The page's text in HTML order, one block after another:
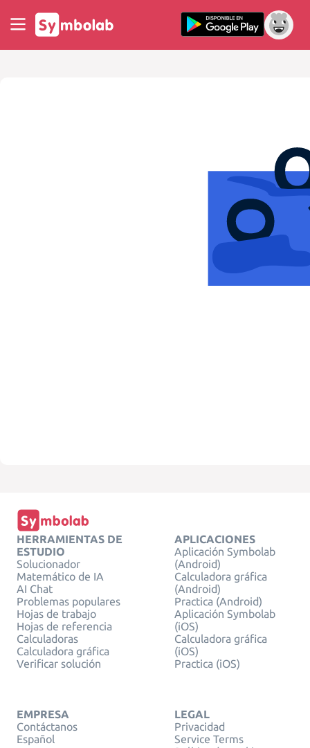
HERRAMIENTAS DE
ESTUDIO
Solucionador
Matemático de IA
AI Chat
Problemas populares
Hojas de trabajo
Hojas de referencia
Calculadoras
Calculadora gráfica
Verificar solución
APLICACIONES
Aplicación Symbolab
(Android)
Calculadora gráfica
(Android)
Practica (Android)
Aplicación Symbolab
(iOS)
Calculadora gráfica
(iOS)
Practica (iOS)
EMPRESA
Contáctanos
Español
LEGAL
Privacidad
Service Terms